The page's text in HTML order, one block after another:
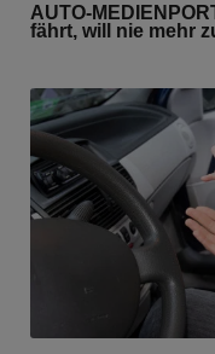
AUTO-
fährt, will nie mehr